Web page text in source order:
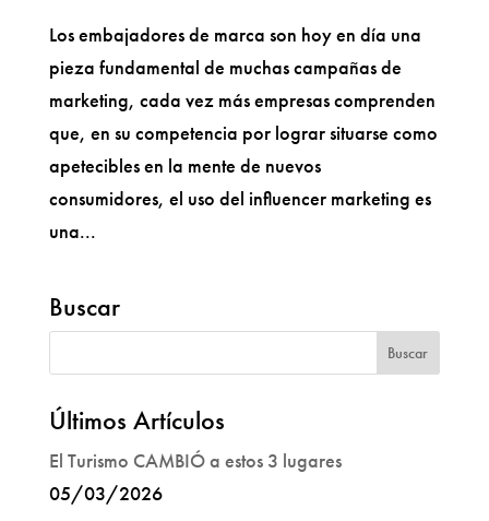
Los embajadores de marca son hoy en día una
pieza fundamental de muchas campañas de
marketing, cada vez más empresas comprenden
que, en su competencia por lograr situarse como
apetecibles en la mente de nuevos
consumidores, el uso del influencer marketing es
una...
Buscar
Últimos Artículos
El Turismo CAMBIÓ a estos 3 lugares
05/03/2026